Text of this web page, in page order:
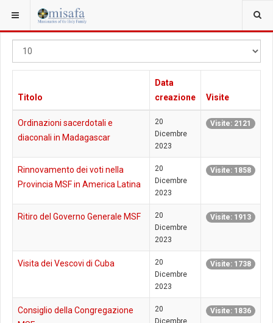
Visualizza
#
Titolo
Data
creazione
Visite
Ordinazioni sacerdotali e
diaconali in Madagascar
20
Dicembre
2023
Visite: 2121
Rinnovamento dei voti nella
Provincia MSF in America Latina
20
Dicembre
2023
Visite: 1858
Ritiro del Governo Generale MSF
20
Dicembre
2023
Visite: 1913
Visita dei Vescovi di Cuba
20
Dicembre
2023
Visite: 1738
Consiglio della Congregazione
20
Dicembre
Visite: 1836